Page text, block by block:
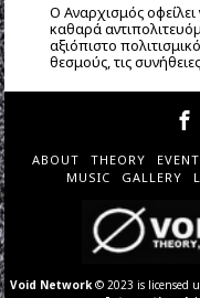
Ο Αναρχισμός οφείλει
καθαρά
αξιόπιστο
θεσμούς, τις
ABOUT THEORY
MUSIC
GALLERY
Void Network© 2023 is licensed